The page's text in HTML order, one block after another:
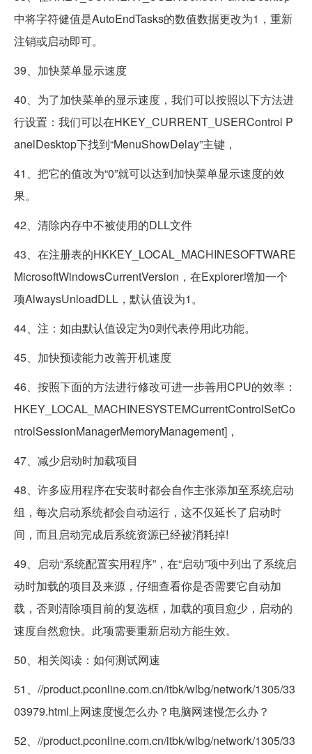
中将字符健值是AutoEndTasks的数值数据更改为1，重新
注销或启动即可。
39、加快菜单显示速度
40、为了加快菜单的显示速度，我们可以按照以下方法进
行设置：我们可以在HKEY_CURRENT_USERControl P
anelDesktop下找到“MenuShowDelay”主键，
41、把它的值改为“0”就可以达到加快菜单显示速度的效
果。
42、清除内存中不被使用的DLL文件
43、在注册表的HKKEY_LOCAL_MACHINESOFTWARE
MicrosoftWindowsCurrentVersion，在Explorer增加一个
项AlwaysUnloadDLL，默认值设为1。
44、注：如由默认值设定为0则代表停用此功能。
45、加快预读能力改善开机速度
46、按照下面的方法进行修改可进一步善用CPU的效率：
HKEY_LOCAL_MACHINESYSTEMCurrentControlSetCo
ntrolSessionManagerMemoryManagement]，
47、减少启动时加载项目
48、许多应用程序在安装时都会自作主张添加至系统启动
组，每次启动系统都会自动运行，这不仅延长了启动时
间，而且启动完成后系统资源已经被消耗掉!
49、启动“系统配置实用程序”，在“启动”项中列出了系统启
动时加载的项目及来源，仔细查看你是否需要它自动加
载，否则清除项目前的复选框，加载的项目愈少，启动的
速度自然愈快。此项需要重新启动方能生效。
50、相关阅读：如何测试网速
51、//product.pconline.com.cn/itbk/wlbg/network/1305/33
03979.html上网速度慢怎么办？电脑网速慢怎么办？
52、//product.pconline.com.cn/itbk/wlbg/network/1305/33